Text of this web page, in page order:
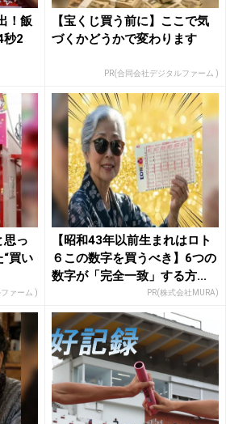
！飯
秒2
【宝くじ買う前に】ここで気
づくかどうかで変わります
PR(合同会社デジタルファーム )
思っ
買い
ァーム )
【昭和43年以前生まれはロト
６この数字を買うべき】6つの
数字が「完全一致」する方...
PR(株式会社MURA)